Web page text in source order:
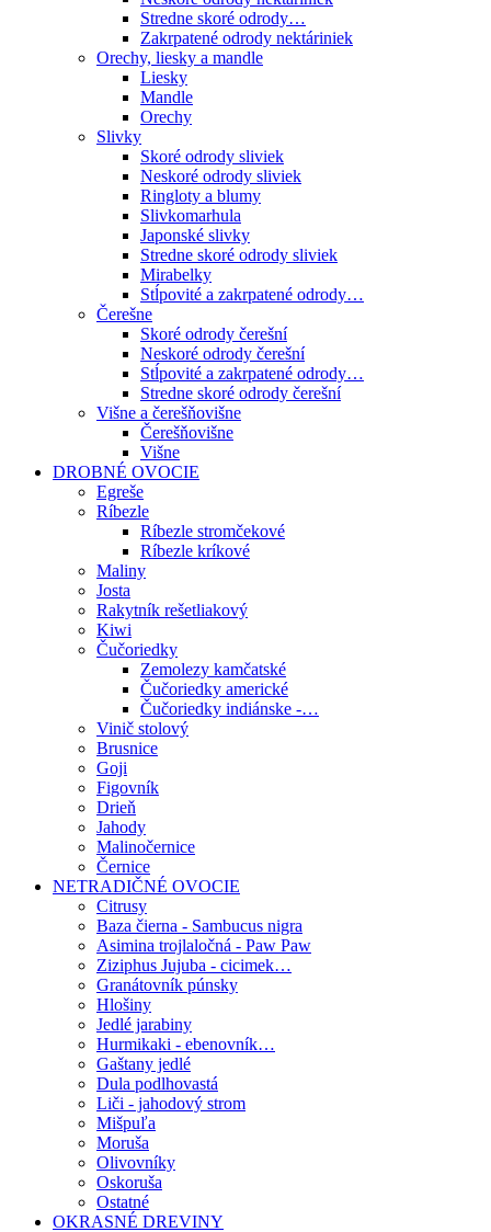
Stredne skoré odrody…
Zakrpatené odrody nektáriniek
Orechy, liesky a mandle
Liesky
Mandle
Orechy
Slivky
Skoré odrody sliviek
Neskoré odrody sliviek
Ringloty a blumy
Slivkomarhula
Japonské slivky
Stredne skoré odrody sliviek
Mirabelky
Stĺpovité a zakrpatené odrody…
Čerešne
Skoré odrody čerešní
Neskoré odrody čerešní
Stĺpovité a zakrpatené odrody…
Stredne skoré odrody čerešní
Višne a čerešňovišne
Čerešňovišne
Višne
DROBNÉ OVOCIE
Egreše
Ríbezle
Ríbezle stromčekové
Ríbezle kríkové
Maliny
Josta
Rakytník rešetliakový
Kiwi
Čučoriedky
Zemolezy kamčatské
Čučoriedky americké
Čučoriedky indiánske -…
Vinič stolový
Brusnice
Goji
Figovník
Drieň
Jahody
Malinočernice
Černice
NETRADIČNÉ OVOCIE
Citrusy
Baza čierna - Sambucus nigra
Asimina trojlaločná - Paw Paw
Ziziphus Jujuba - cicimek…
Granátovník púnsky
Hlošiny
Jedlé jarabiny
Hurmikaki - ebenovník…
Gaštany jedlé
Dula podlhovastá
Liči - jahodový strom
Mišpuľa
Moruša
Olivovníky
Oskoruša
Ostatné
OKRASNÉ DREVINY